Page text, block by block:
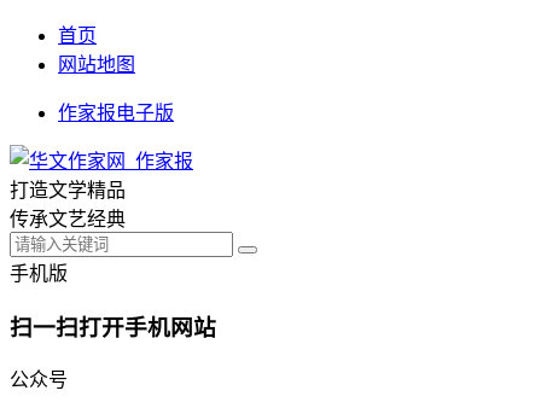
首页
网站地图
作家报电子版
打造文学精品
传承文艺经典
手机版
扫一扫打开手机网站
公众号